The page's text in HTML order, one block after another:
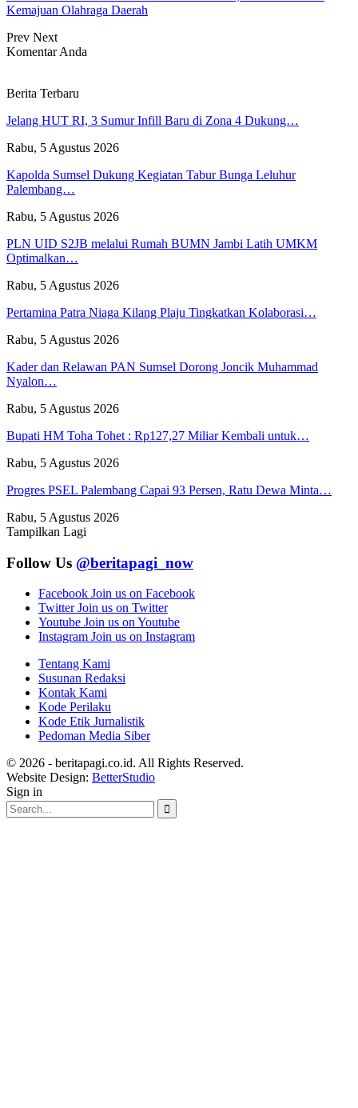
Kemajuan Olahraga Daerah
Prev Next
Komentar Anda
Berita Terbaru
Jelang HUT RI, 3 Sumur Infill Baru di Zona 4 Dukung…
Rabu, 5 Agustus 2026
Kapolda Sumsel Dukung Kegiatan Tabur Bunga Leluhur
Palembang…
Rabu, 5 Agustus 2026
PLN UID S2JB melalui Rumah BUMN Jambi Latih UMKM
Optimalkan…
Rabu, 5 Agustus 2026
Pertamina Patra Niaga Kilang Plaju Tingkatkan Kolaborasi…
Rabu, 5 Agustus 2026
Kader dan Relawan PAN Sumsel Dorong Joncik Muhammad
Nyalon…
Rabu, 5 Agustus 2026
Bupati HM Toha Tohet : Rp127,27 Miliar Kembali untuk…
Rabu, 5 Agustus 2026
Progres PSEL Palembang Capai 93 Persen, Ratu Dewa Minta…
Rabu, 5 Agustus 2026
Tampilkan Lagi
Follow Us @beritapagi_now
Facebook Join us on Facebook
Twitter Join us on Twitter
Youtube Join us on Youtube
Instagram Join us on Instagram
Tentang Kami
Susunan Redaksi
Kontak Kami
Kode Perilaku
Kode Etik Jurnalistik
Pedoman Media Siber
© 2026 - beritapagi.co.id. All Rights Reserved.
Website Design: BetterStudio
Sign in